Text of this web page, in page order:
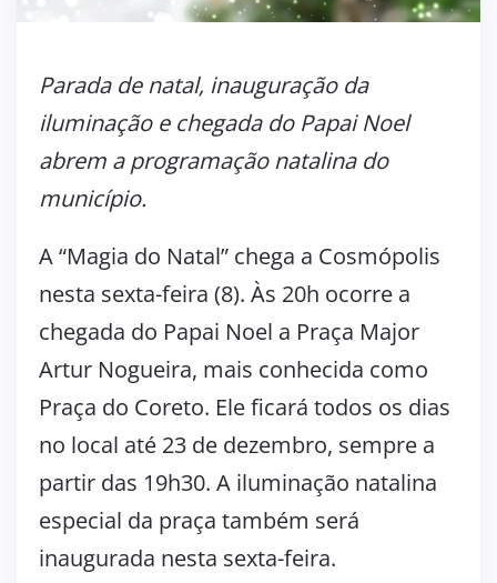
Parada de natal, inauguração da
iluminação e chegada do Papai Noel
abrem a programação natalina do
município.
A “Magia do Natal” chega a Cosmópolis
nesta sexta-feira (8). Às 20h ocorre a
chegada do Papai Noel a Praça Major
Artur Nogueira, mais conhecida como
Praça do Coreto. Ele ficará todos os dias
no local até 23 de dezembro, sempre a
partir das 19h30. A iluminação natalina
especial da praça também será
inaugurada nesta sexta-feira.